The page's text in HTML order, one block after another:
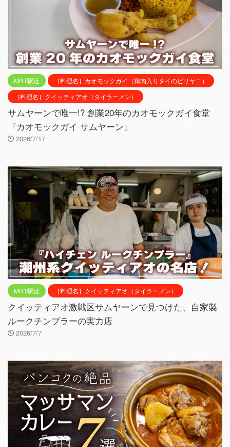
MRT駅近
［料理名］カオモックガイ（鶏肉入りタイのビリヤニ）
［料理名］クイッティアオ（タイラーメン）
サムヤーンで唯一!? 創業20年のカオモックガイ食堂
『カオモックガイ サムヤーン』
2026/7/17
MRT駅近 ［料理名］クイッティアオ（タイラーメン）
クイッティアオ激戦区サムヤーンで見つけた、自家製
ルークチンプラーの実力店
2026/7/7